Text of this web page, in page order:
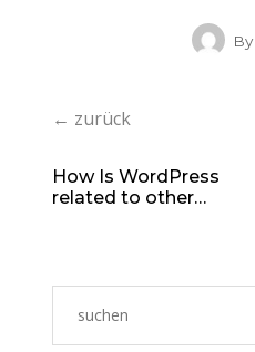
By
← zurück
How Is WordPress
related to other